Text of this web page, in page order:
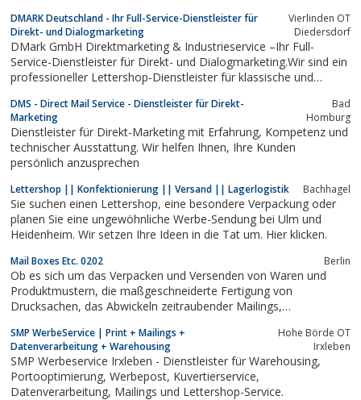
Angebot zu erstellen.
DMARK Deutschland - Ihr Full-Service-Dienstleister für
Direkt- und Dialogmarketing
Vierlinden OT
Diedersdorf
DMark GmbH Direktmarketing & Industrieservice –Ihr Full-
Service-Dienstleister für Direkt- und Dialogmarketing.Wir sind ein
professioneller Lettershop-Dienstleister für klassische und
DMS - Direct Mail Service - Dienstleister für Direkt-
Marketing
Bad
Homburg
Dienstleister für Direkt-Marketing mit Erfahrung, Kompetenz und
technischer Ausstattung. Wir helfen Ihnen, Ihre Kunden
persönlich anzusprechen
Lettershop || Konfektionierung || Versand || Lagerlogistik Bachhagel
Sie suchen einen Lettershop, eine besondere Verpackung oder
planen Sie eine ungewöhnliche Werbe-Sendung bei Ulm und
Heidenheim. Wir setzen Ihre Ideen in die Tat um. Hier klicken.
Mail Boxes Etc. 0202 Berlin
Ob es sich um das Verpacken und Versenden von Waren und
Produktmustern, die maßgeschneiderte Fertigung von
Drucksachen, das Abwickeln zeitraubender Mailings,
Bestellen oder Kaufen, nationalen oder internationalen
Weinversand, Wertversand oder Gepäckversand in...
SMP WerbeService | Print + Mailings +
Datenverarbeitung + Warehousing
Hohe Börde OT
Irxleben
SMP Werbeservice Irxleben - Dienstleister für Warehousing,
Portooptimierung, Werbepost, Kuvertierservice,
Datenverarbeitung, Mailings und Lettershop-Service.